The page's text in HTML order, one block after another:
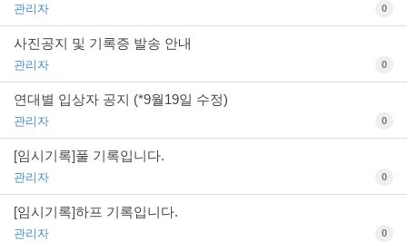
관리자 0
사진공지 및 기록증 발송 안내
관리자 0
연대별 입상자 공지 (*9월19일 수정)
관리자 0
[임시기록]풀 기록입니다.
관리자 0
[임시기록]하프 기록입니다.
관리자 0